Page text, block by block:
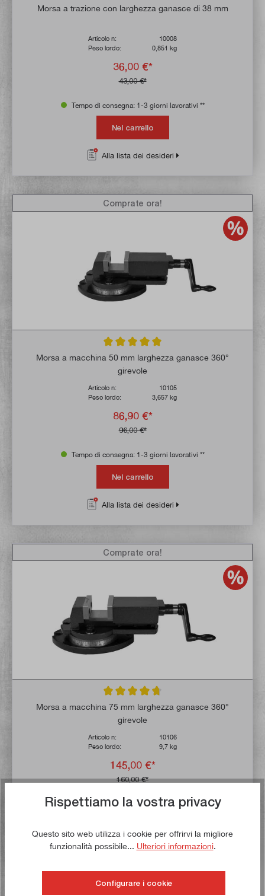
Valutazione media di 4.7 su 5 stelle
Morsa a trazione con larghezza ganasce di 38 mm
Articolo n:
10008
Peso lordo:
0,851 kg
36,00 €*
43,00 €*
Tempo di consegna: 1-3 giorni lavorativi **
Nel carrello
Alla lista dei desideri
Valutazione media di 5 su 5 stelle
Morsa a macchina 50 mm larghezza ganasce 360°
girevole
Articolo n:
10105
Peso lordo:
3,657 kg
86,90 €*
96,00 €*
Comprate ora!
Tempo di consegna: 1-3 giorni lavorativi **
Nel carrello
Alla lista dei desideri
Valutazione media di 4.7 su 5 stelle
Morsa a macchina 75 mm larghezza ganasce 360°
girevole
Articolo n:
10106
Peso lordo:
9,7 kg
145,00 €*
160,00 €*
Comprate ora!
Tempo di consegna: 1-3 giorni lavorativi **
Rispettiamo la vostra privacy
Questo sito web utilizza i cookie per offrirvi la migliore
funzionalità possibile... Ulteriori informazioni.
Configurare i cookie